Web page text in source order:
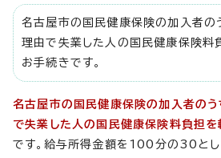
名古屋市の国民健康保険の加入者の
理由で失業した人の国民健康保険料
お手続きです。
名古屋市の国民健康保険の加入者のう
で失業した人の国民健康保険料負担
です。給与所得金額を100分の30と